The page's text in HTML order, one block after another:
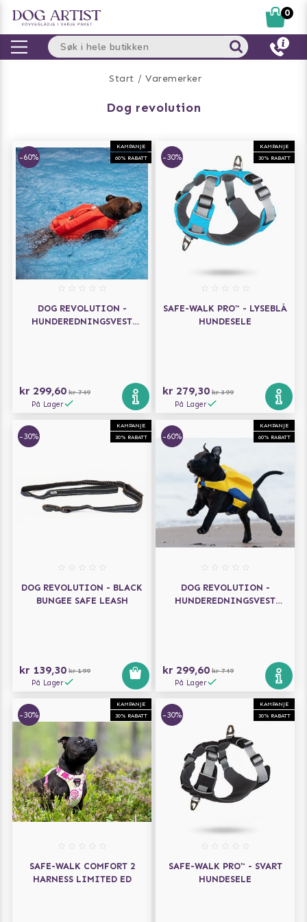
Start Varemerker
dog revolution
KAMPANJE
60% RABATT
-60%
DOG REVOLUTION -
HUNDEREDNINGSVEST
kr 299,60 kr 749
På Lager
KAMPANJE
30% RABATT
-30%
SAFE-WALK PRO™ - LYSEBLÅ
HUNDESELE
kr 279,30 kr 399
På Lager
KAMPANJE
30% RABATT
-30%
DOG REVOLUTION - BLACK
BUNGEE SAFE LEASH
kr 139,30 kr 199
På Lager
KAMPANJE
60% RABATT
-60%
DOG REVOLUTION -
HUNDEREDNINGSVEST
kr 299,60 kr 749
På Lager
KAMPANJE
30% RABATT
-30%
SAFE-WALK COMFORT 2
HARNESS LIMITED ED
KAMPANJE
30% RABATT
-30%
SAFE-WALK PRO™ - SVART
HUNDESELE
0